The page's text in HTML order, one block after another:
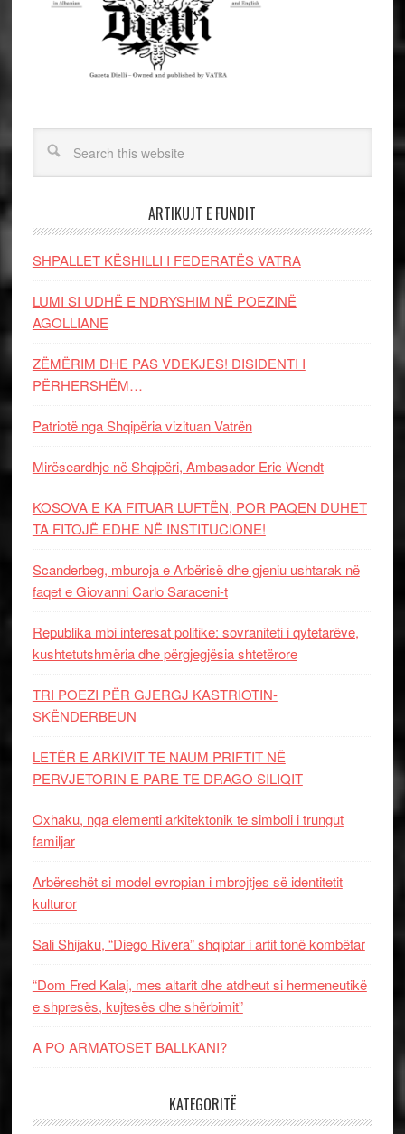
ARTIKUJT E FUNDIT
SHPALLET KËSHILLI I FEDERATËS VATRA
LUMI SI UDHË E NDRYSHIM NË POEZINË
AGOLLIANE
ZËMËRIM DHE PAS VDEKJES! DISIDENTI I
PËRHERSHËM…
Patriotë nga Shqipëria vizituan Vatrën
Mirëseardhje në Shqipëri, Ambasador Eric Wendt
KOSOVA E KA FITUAR LUFTËN, POR PAQEN DUHET
TA FITOJË EDHE NË INSTITUCIONE!
Scanderbeg, mburoja e Arbërisë dhe gjeniu ushtarak në
faqet e Giovanni Carlo Saraceni-t
Republika mbi interesat politike: sovraniteti i qytetarëve,
kushtetutshmëria dhe përgjegjësia shtetërore
TRI POEZI PËR GJERGJ KASTRIOTIN-
SKËNDERBEUN
LETËR E ARKIVIT TE NAUM PRIFTIT NË
PERVJETORIN E PARE TE DRAGO SILIQIT
Oxhaku, nga elementi arkitektonik te simboli i trungut
familjar
Arbëreshët si model evropian i mbrojtjes së identitetit
kulturor
Sali Shijaku, “Diego Rivera” shqiptar i artit tonë kombëtar
“Dom Fred Kalaj, mes altarit dhe atdheut si hermeneutikë
e shpresës, kujtesës dhe shërbimit”
A PO ARMATOSET BALLKANI?
KATEGORITË